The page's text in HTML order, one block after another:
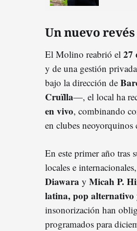
Un nuevo
El Molino reabrió el 27
y de una gestión
bajo la dirección de
Cruïlla—, el local ha
en vivo, combinando
en clubes neoyorquinos
En este primer año tras
locales e
Diawara y Micah P.
latina, pop alternativo
insonorización han
programados para